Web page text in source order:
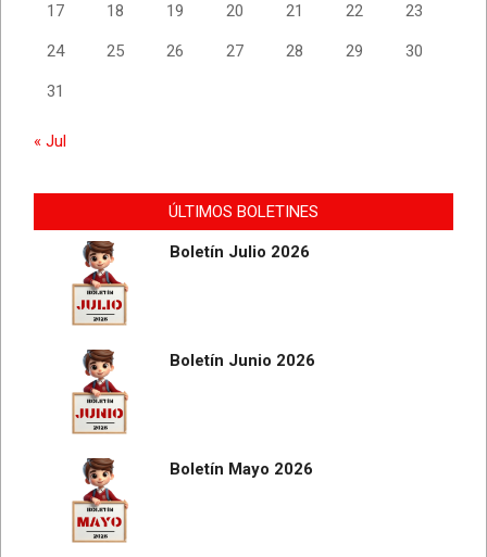
17 18 19 20 21 22 23
24 25 26 27 28 29 30
31
« Jul
ÚLTIMOS BOLETINES
Boletín Julio 2026
Boletín Junio 2026
Boletín Mayo 2026